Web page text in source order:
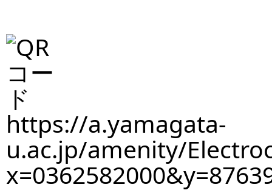
https://a.yamagata-
u.ac.jp/amenity/